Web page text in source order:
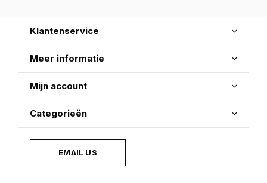
Klantenservice
Meer informatie
Mijn account
Categorieën
EMAIL US